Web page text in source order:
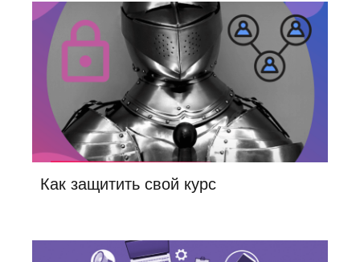
Как защитить свой курс